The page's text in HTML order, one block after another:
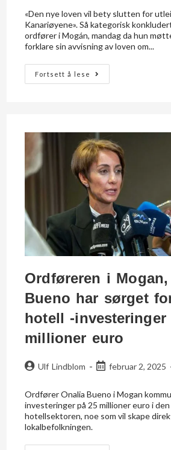
«Den nye loven vil bety slutten for
Kanariøyene». Så kategorisk
ordfører i Mogán, mandag da hun
forklare sin avvisning av loven om...
Fortsett å lese
Ordføreren i
Bueno har sørget
hotell -investeringer
millioner euro
Ulf Lindblom februar 2, 2025
Ordfører Onalia Bueno i Mogan
investeringer på 25 millioner euro i
hotellsektoren, noe som vil skape
lokalbefolkningen.